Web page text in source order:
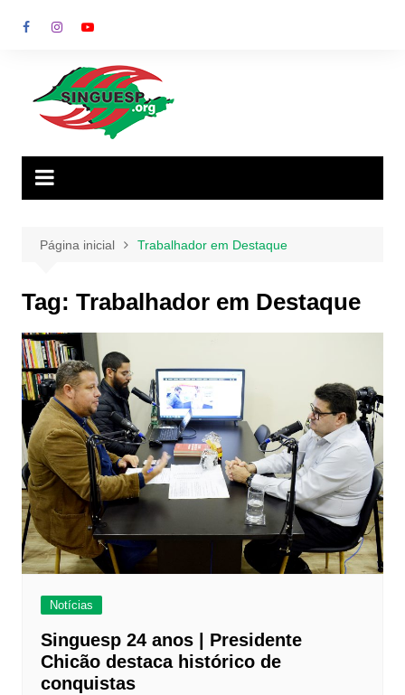
para
Página inicial Trabalhador em Destaque
Tag: Trabalhador em Destaque
Notícias
Singuesp 24 anos | Presidente
Chicão destaca histórico de
conquistas